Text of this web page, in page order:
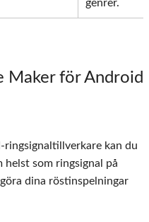
genrer.
Maker för Android
kan du
helst som ringsignal på
dina röstinspelningar